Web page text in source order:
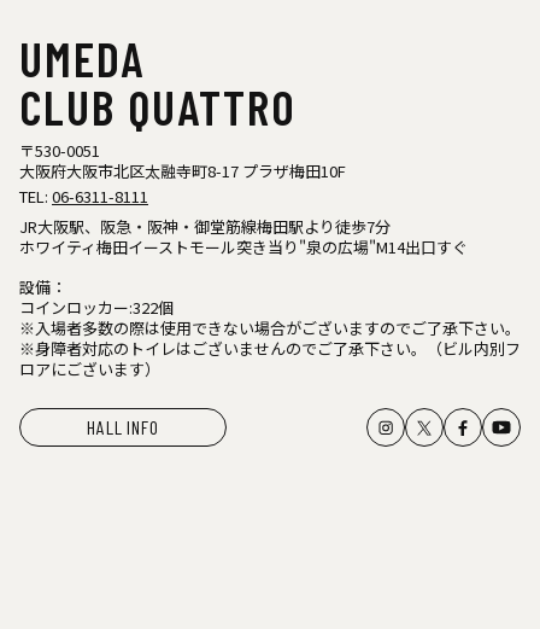
UMEDA
CLUB QUATTRO
〒530-0051
大阪府大阪市北区太融寺町8-17 プラザ梅田10F
TEL: 06-6311-8111
JR大阪駅、阪急・阪神・御堂筋線梅田駅より徒歩7分
ホワイティ梅田イーストモール突き当り"泉の広場"M14出口すぐ
設備：
コインロッカー:322個
※入場者多数の際は使用できない場合がございますのでご了承下さい。
※身障者対応のトイレはございませんのでご了承下さい。（ビル内別フ
ロアにございます）
HALL INFO